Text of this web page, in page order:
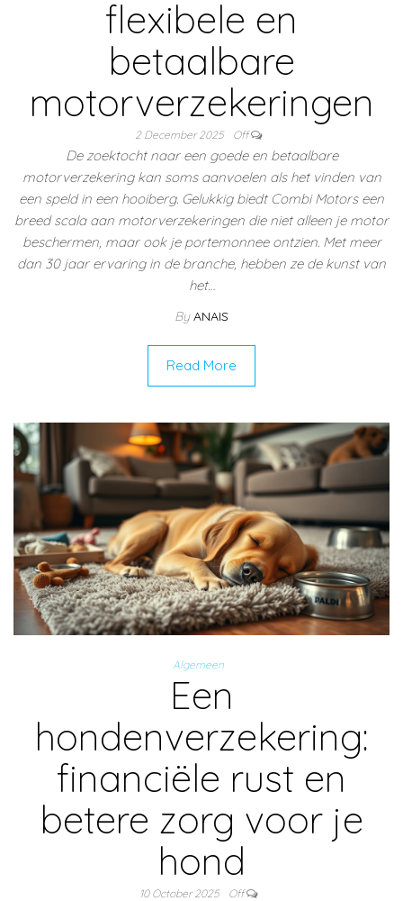
flexibele en
betaalbare
motorverzekeringen
2 December 2025 Off
De zoektocht naar een goede en betaalbare
motorverzekering kan soms aanvoelen als het vinden van
een speld in een hooiberg. Gelukkig biedt Combi Motors een
breed scala aan motorverzekeringen die niet alleen je motor
beschermen, maar ook je portemonnee ontzien. Met meer
dan 30 jaar ervaring in de branche, hebben ze de kunst van
het…
By ANAIS
Read More
Algemeen
Een
hondenverzekering:
financiële rust en
betere zorg voor je
hond
10 October 2025 Off